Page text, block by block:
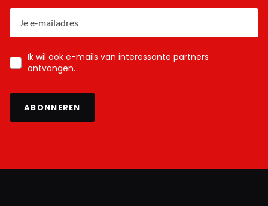
Ik wil ook e-mails van interessante partners
ontvangen.
ABONNEREN